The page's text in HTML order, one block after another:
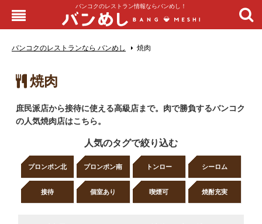
バンコクのレストラン情報ならバンめし！
バンコクのレストランなら バンめし 焼肉
焼肉
庶民派店から接待に使える高級店まで。肉で勝負するバンコク
の人気焼肉店はこちら。
人気のタグで絞り込む
プロンポン北 プロンポン南 トンロー シーロム
接待 個室あり 喫煙可 焼酎充実